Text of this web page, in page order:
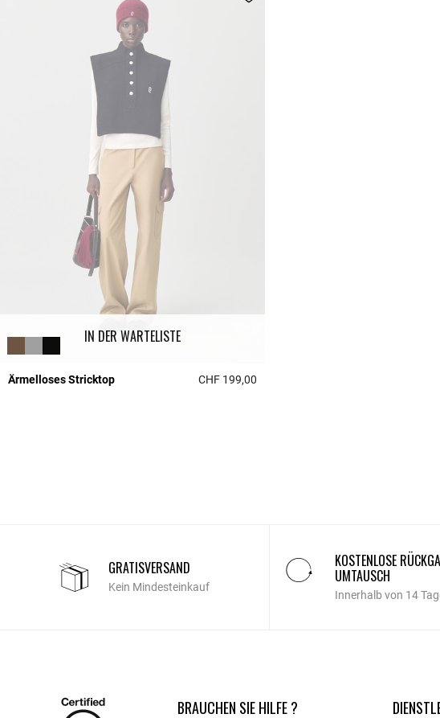
IN DER WARTELISTE
Ärmelloses Stricktop CHF 199,00
GRATISVERSAND
Kein Mindesteinkauf
KOSTENLOSE
UMTAUSCH
Innerhalb von 14
BRAUCHEN SIE HILFE ?